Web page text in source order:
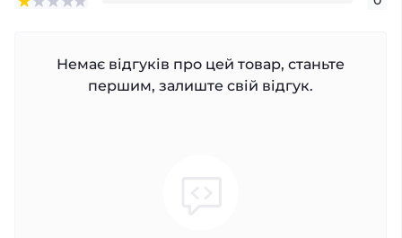
Немає відгуків про цей товар, станьте
першим, залиште свій відгук.